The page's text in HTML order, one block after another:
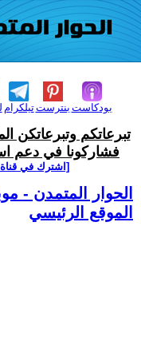
تيلكرامبنترست بودكاست
تبرعاتكم وتبرعاتكن
فشاركونا في دعم
[اشترك في قناة
الحوار المتمدن -
الموقع الرئيسي